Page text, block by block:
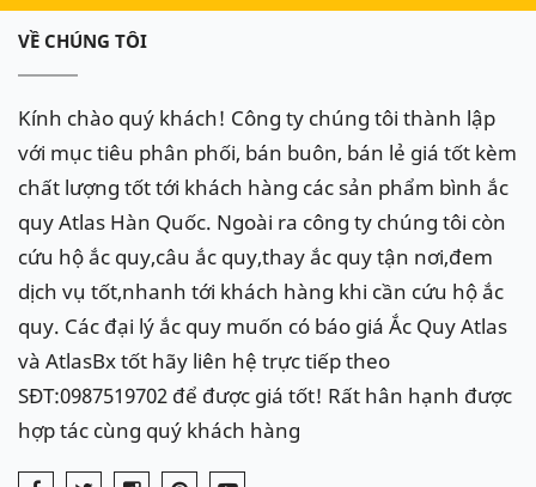
VỀ CHÚNG TÔI
Kính chào quý khách! Công ty chúng tôi thành lập
với mục tiêu phân phối, bán buôn, bán lẻ giá tốt kèm
chất lượng tốt tới khách hàng các sản phẩm bình ắc
quy Atlas Hàn Quốc. Ngoài ra công ty chúng tôi còn
cứu hộ ắc quy,câu ắc quy,thay ắc quy tận nơi,đem
dịch vụ tốt,nhanh tới khách hàng khi cần cứu hộ ắc
quy. Các đại lý ắc quy muốn có báo giá Ắc Quy Atlas
và AtlasBx tốt hãy liên hệ trực tiếp theo
SĐT:0987519702 để được giá tốt! Rất hân hạnh được
hợp tác cùng quý khách hàng